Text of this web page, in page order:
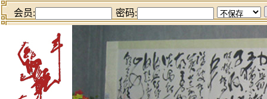
会员: 密码: